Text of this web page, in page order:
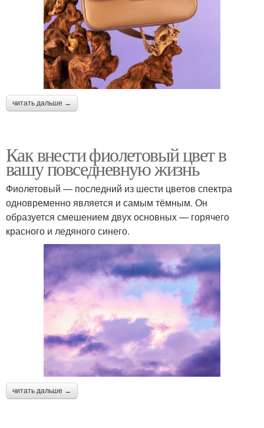
читать дальше →
Как внести фиолетовый цвет в
вашу повседневную жизнь
Фиолетовый — последний из шести цветов спектра
одновременно является и самым тёмным. Он
образуется смешением двух основных — горячего
красного и ледяного синего.
читать дальше →